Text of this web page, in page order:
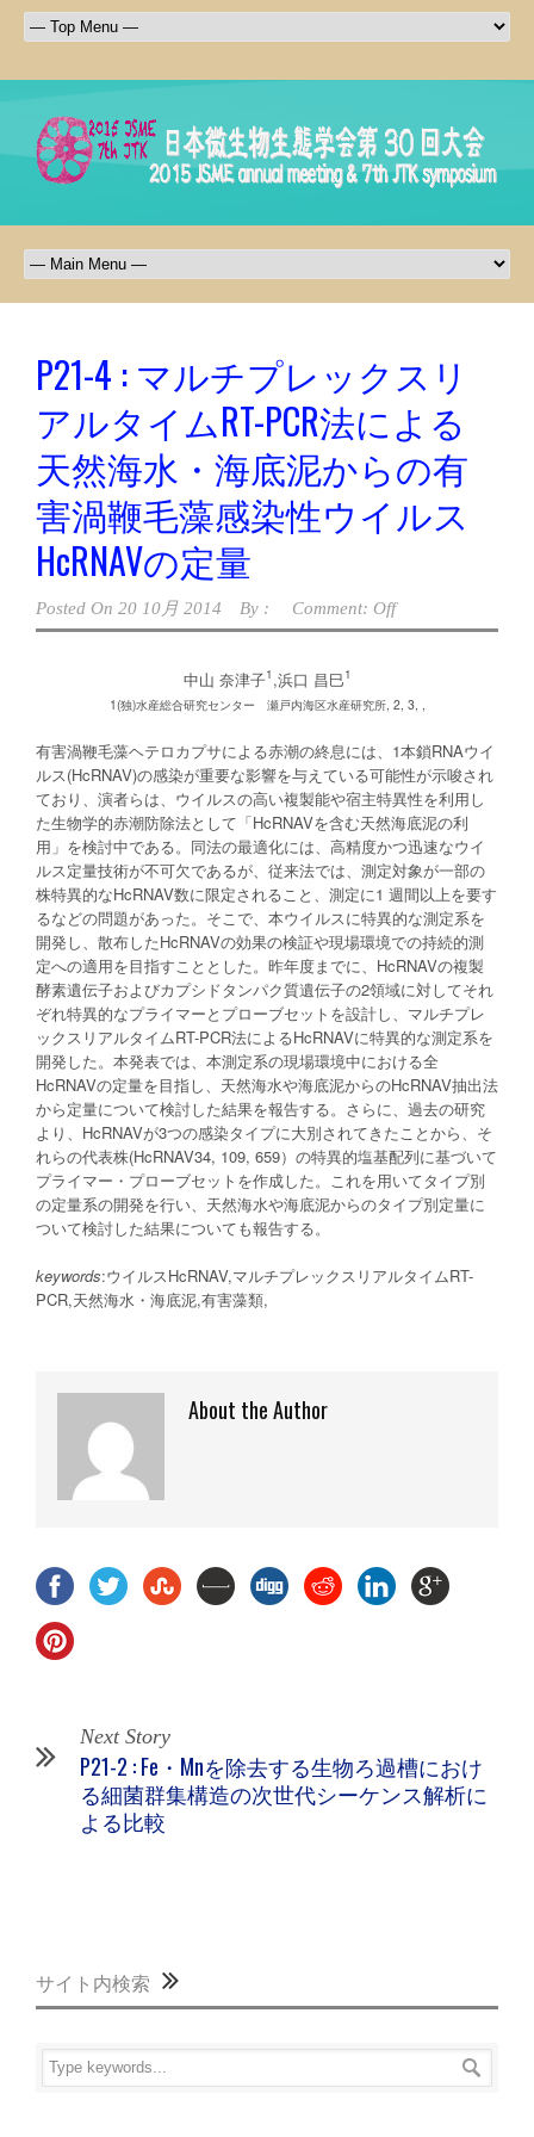
P21-4 : マルチプレックスリ
アルタイムRT-PCR法による
天然海水・海底泥からの有
害渦鞭毛藻感染性ウイルス
HcRNAVの定量
Posted On 20 10月 2014 By : Comment: Off
中山 奈津子1 ,浜口 昌巳1
1(独)水産総合研究センター 瀬戸内海区水産研究所, 2, 3, ,
有害渦鞭毛藻ヘテロカプサによる赤潮の終息には、1本鎖RNAウイ
ルス(HcRNAV)の感染が重要な影響を与えている可能性が示唆され
ており、演者らは、ウイルスの高い複製能や宿主特異性を利用し
た生物学的赤潮防除法として「HcRNAVを含む天然海底泥の利
用」を検討中である。同法の最適化には、高精度かつ迅速なウイ
ルス定量技術が不可欠であるが、従来法では、測定対象が一部の
株特異的なHcRNAV数に限定されること、測定に1 週間以上を要す
るなどの問題があった。そこで、本ウイルスに特異的な測定系を
開発し、散布したHcRNAVの効果の検証や現場環境での持続的測
定への適用を目指すこととした。昨年度までに、HcRNAVの複製
酵素遺伝子およびカプシドタンパク質遺伝子の2領域に対してそれ
ぞれ特異的なプライマーとプローブセットを設計し、マルチプレ
ックスリアルタイムRT-PCR法によるHcRNAVに特異的な測定系を
開発した。本発表では、本測定系の現場環境中における全
HcRNAVの定量を目指し、天然海水や海底泥からのHcRNAV抽出法
から定量について検討した結果を報告する。さらに、過去の研究
より、HcRNAVが3つの感染タイプに大別されてきたことから、そ
れらの代表株(HcRNAV34, 109, 659）の特異的塩基配列に基づいて
プライマー・プローブセットを作成した。これを用いてタイプ別
の定量系の開発を行い、天然海水や海底泥からのタイプ別定量に
ついて検討した結果についても報告する。
keywords:ウイルスHcRNAV,マルチプレックスリアルタイムRT-
PCR,天然海水・海底泥,有害藻類,
About the Author
Next Story
P21-2 : Fe・Mnを除去する生物ろ過槽におけ
る細菌群集構造の次世代シーケンス解析に
よる比較
サイト内検索